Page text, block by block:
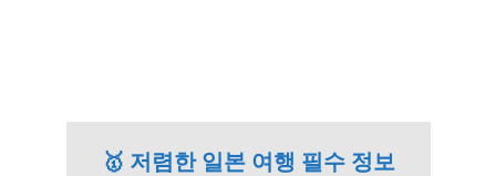
🥇 저렴한 일본 여행 필수 정보